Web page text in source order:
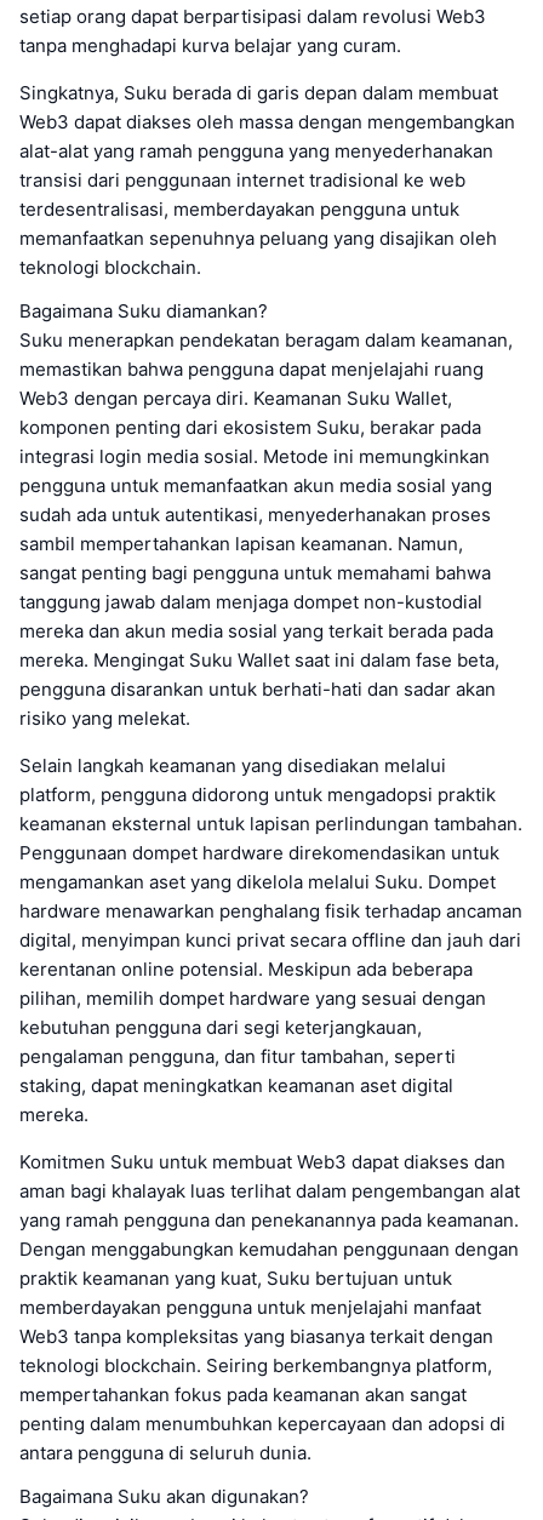
setiap orang dapat berpartisipasi dalam revolusi Web3
tanpa menghadapi kurva belajar yang curam.
Singkatnya, Suku berada di garis depan dalam membuat
Web3 dapat diakses oleh massa dengan mengembangkan
alat-alat yang ramah pengguna yang menyederhanakan
transisi dari penggunaan internet tradisional ke web
terdesentralisasi, memberdayakan pengguna untuk
memanfaatkan sepenuhnya peluang yang disajikan oleh
teknologi blockchain.
Bagaimana Suku diamankan?
Suku menerapkan pendekatan beragam dalam keamanan,
memastikan bahwa pengguna dapat menjelajahi ruang
Web3 dengan percaya diri. Keamanan Suku Wallet,
komponen penting dari ekosistem Suku, berakar pada
integrasi login media sosial. Metode ini memungkinkan
pengguna untuk memanfaatkan akun media sosial yang
sudah ada untuk autentikasi, menyederhanakan proses
sambil mempertahankan lapisan keamanan. Namun,
sangat penting bagi pengguna untuk memahami bahwa
tanggung jawab dalam menjaga dompet non-kustodial
mereka dan akun media sosial yang terkait berada pada
mereka. Mengingat Suku Wallet saat ini dalam fase beta,
pengguna disarankan untuk berhati-hati dan sadar akan
risiko yang melekat.
Selain langkah keamanan yang disediakan melalui
platform, pengguna didorong untuk mengadopsi praktik
keamanan eksternal untuk lapisan perlindungan tambahan.
Penggunaan dompet hardware direkomendasikan untuk
mengamankan aset yang dikelola melalui Suku. Dompet
hardware menawarkan penghalang fisik terhadap ancaman
digital, menyimpan kunci privat secara offline dan jauh dari
kerentanan online potensial. Meskipun ada beberapa
pilihan, memilih dompet hardware yang sesuai dengan
kebutuhan pengguna dari segi keterjangkauan,
pengalaman pengguna, dan fitur tambahan, seperti
staking, dapat meningkatkan keamanan aset digital
mereka.
Komitmen Suku untuk membuat Web3 dapat diakses dan
aman bagi khalayak luas terlihat dalam pengembangan alat
yang ramah pengguna dan penekanannya pada keamanan.
Dengan menggabungkan kemudahan penggunaan dengan
praktik keamanan yang kuat, Suku bertujuan untuk
memberdayakan pengguna untuk menjelajahi manfaat
Web3 tanpa kompleksitas yang biasanya terkait dengan
teknologi blockchain. Seiring berkembangnya platform,
mempertahankan fokus pada keamanan akan sangat
penting dalam menumbuhkan kepercayaan dan adopsi di
antara pengguna di seluruh dunia.
Bagaimana Suku akan digunakan?